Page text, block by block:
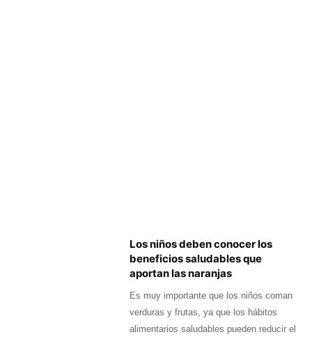
Los niños deben conocer los
beneficios saludables que
aportan las naranjas
Es muy importante que los niños coman
verduras y frutas, ya que los hábitos
alimentarios saludables pueden reducir el